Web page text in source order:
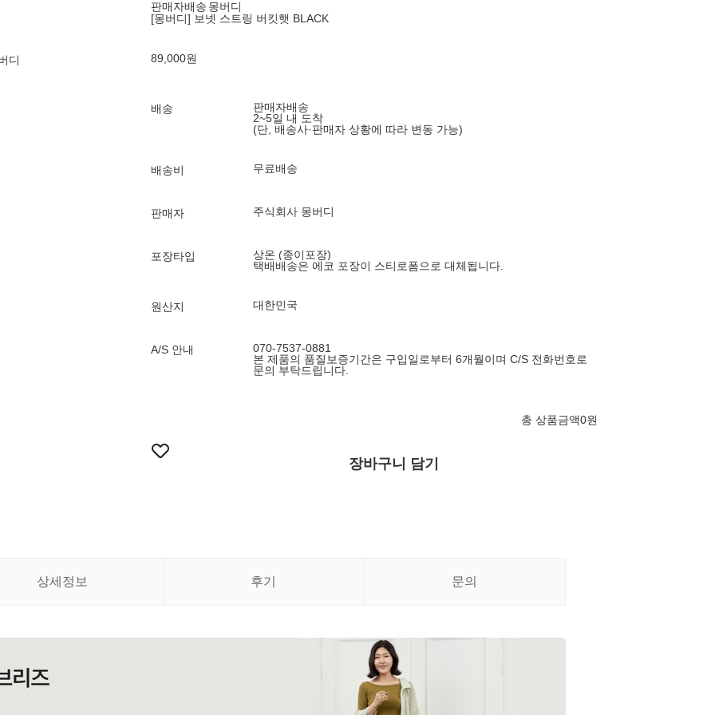
디
판매자배송 몽버디
[몽버디] 보넷 스트링 버킷햇 BLACK
89,000원
배송
판매자배송
2~5일 내 도착
(단, 배송사·판매자 상황에 따라 변동 가능)
배송비 무료배송
판매자 주식회사 몽버디
포장타입
상온 (종이포장)
택배배송은 에코 포장이 스티로폼으로 대체됩니다.
원산지 대한민국
A/S 안내
070-7537-0881
본 제품의 품질보증기간은 구입일로부터 6개월이며 C/S 전화번호로
문의 부탁드립니다.
총 상품금액0원
장바구니 담기
상세정보 후기 문의